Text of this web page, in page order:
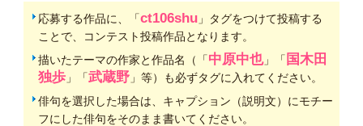
応募する作品に、「ct106shu 」タグをつけて投稿する
ことで、コンテスト投稿作品となります。
描いたテーマの作家と作品名（「中原中也」「 国木田
独歩 」「武蔵野 」等）も必ずタグに入れてください。
俳句を選択した場合は、キャプション（説明文）にモチー
フにした俳句をそのまま書いてください。